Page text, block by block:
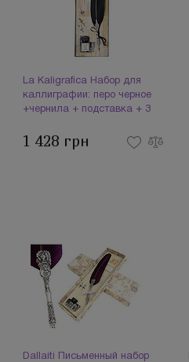
La Kaligrafica Набор для
каллиграфии: перо черное
+чернила + подставка + 3
1 428 грн
Dallaiti Письменный набор